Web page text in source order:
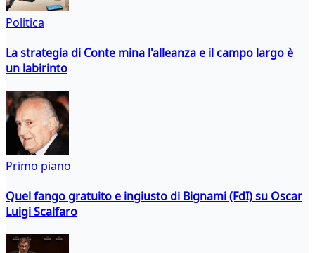
Politica
La strategia di Conte mina l'alleanza e il campo largo è
un labirinto
Primo piano
Quel fango gratuito e ingiusto di Bignami (FdI) su Oscar
Luigi Scalfaro